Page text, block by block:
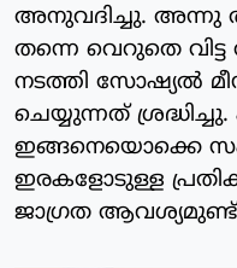
അനുവദിച്ചു. അന്നു
തന്നെ വെറുതെ
നടത്തി സോഷ്യല്‍
ചെയ്യുന്നത്
ഇങ്ങനെയൊക്കെ
ഇരകളോടുള്ള
ജാഗ്രത